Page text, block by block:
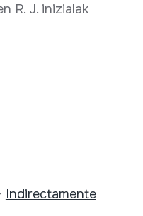
R. J. inizialak
Indirectamente